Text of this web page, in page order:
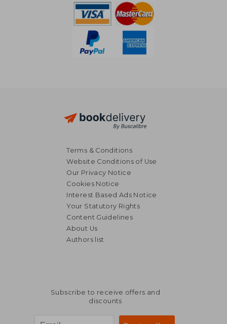
Terms & Conditions
Website Conditions of Use
Our Privacy Notice
Cookies Notice
Interest Based Ads Notice
Your Statutory Rights
Content Guidelines
About Us
Authors list
Subscribe to receive offers and
discounts